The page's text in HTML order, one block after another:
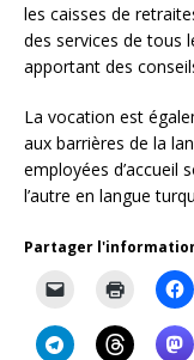
les caisses de
des services de tous
apportant des
La vocation est
aux barrières de la
employées d’accueil
l’autre en langue
Partager